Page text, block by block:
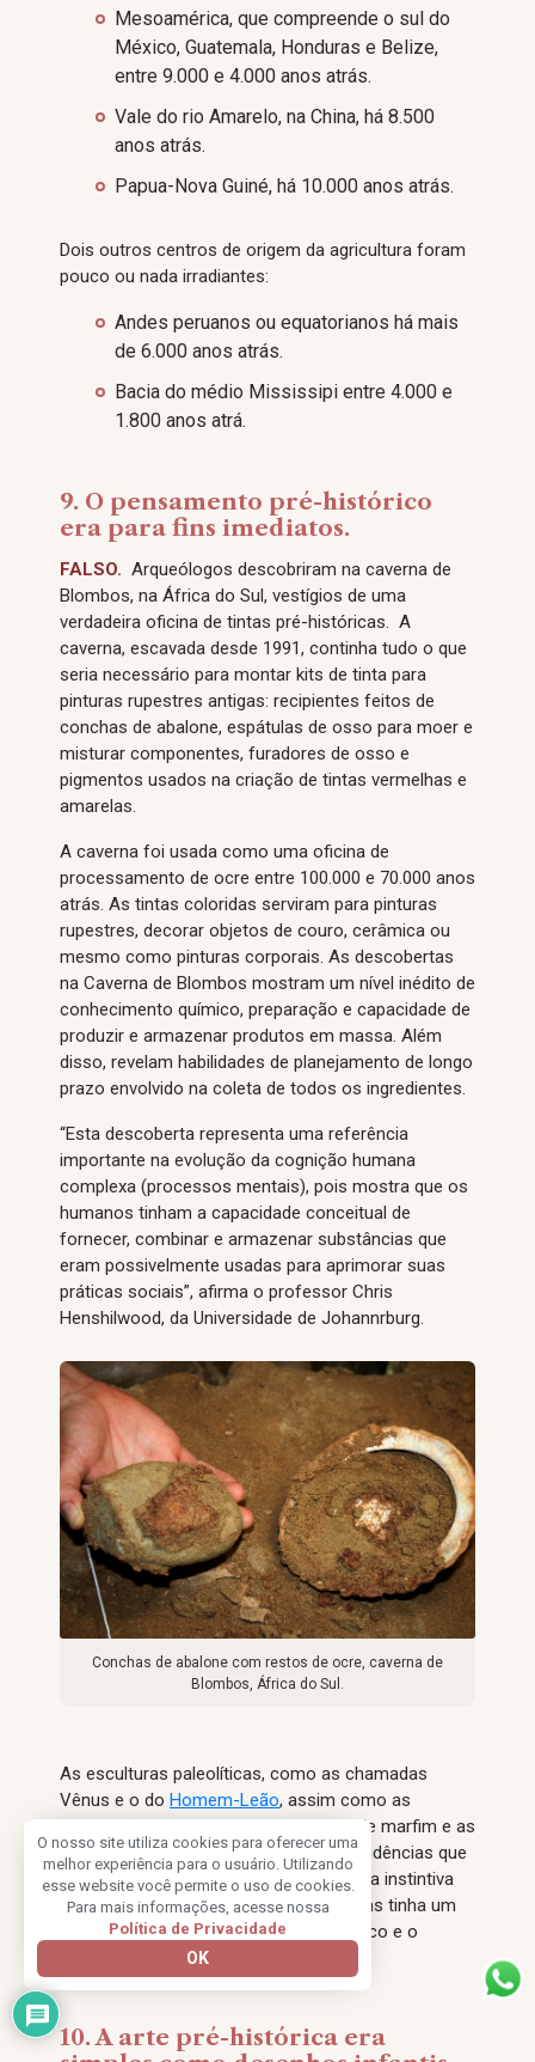
O nosso site utiliza cookies para oferecer uma
melhor experiência para o usuário. Utilizando
esse website você permite o uso de cookies.
Para mais informações, acesse nossa
Política de Privacidade
OK
Mesoamérica, que compreende o sul do
México, Guatemala, Honduras e Belize,
entre 9.000 e 4.000 anos atrás.
Vale do rio Amarelo, na China, há 8.500
anos atrás.
Papua-Nova Guiné, há 10.000 anos atrás.
Dois outros centros de origem da agricultura foram
pouco ou nada irradiantes:
Andes peruanos ou equatorianos há mais
de 6.000 anos atrás.
Bacia do médio Mississipi entre 4.000 e
1.800 anos atrá.
9. O pensamento pré-histórico
era para fins imediatos.
FALSO. Arqueólogos descobriram na caverna de
Blombos, na África do Sul, vestígios de uma
verdadeira oficina de tintas pré-históricas. A
caverna, escavada desde 1991, continha tudo o que
seria necessário para montar kits de tinta para
pinturas rupestres antigas: recipientes feitos de
conchas de abalone, espátulas de osso para moer e
misturar componentes, furadores de osso e
pigmentos usados ​​na criação de tintas vermelhas e
amarelas.
A caverna foi usada como uma oficina de
processamento de ocre entre 100.000 e 70.000 anos
atrás. As tintas coloridas serviram para pinturas
rupestres, decorar objetos de couro, cerâmica ou
mesmo como pinturas corporais. As descobertas
na Caverna de Blombos mostram um nível inédito de
conhecimento químico, preparação e capacidade de
produzir e armazenar produtos em massa. Além
disso, revelam habilidades de planejamento de longo
prazo envolvido na coleta de todos os ingredientes.
“Esta descoberta representa uma referência
importante na evolução da cognição humana
complexa (processos mentais), pois mostra que os
humanos tinham a capacidade conceitual de
fornecer, combinar e armazenar substâncias que
eram possivelmente usadas para aprimorar suas
práticas sociais”, afirma o professor Chris
Henshilwood, da Universidade de Johannrburg.
Conchas de abalone com restos de ocre, caverna de
Blombos, África do Sul.
As esculturas paleolíticas, como as chamadas
Vênus e o do Homem-Leão, assim como as
decorações gravadas em lançadores de marfim e as
marcações noosso de Ishangosão evidências que
o homem pré-histórico não se limitava a instintiva
sobrevivência e busca de alimentos, mas tinha um
pensamento complexo que entre o lógico e o
simbólico, abstrato e imaginativo.
10. A arte pré-histórica era